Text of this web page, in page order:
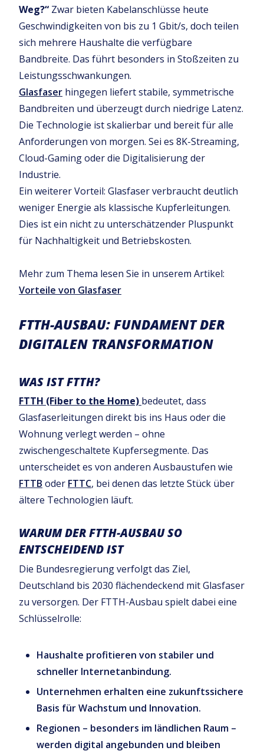
Weg?“ Zwar bieten Kabelanschlüsse heute
Geschwindigkeiten von bis zu 1 Gbit/s, doch teilen
sich mehrere Haushalte die verfügbare
Bandbreite. Das führt besonders in Stoßzeiten zu
Leistungsschwankungen.
Glasfaser hingegen liefert stabile, symmetrische
Bandbreiten und überzeugt durch niedrige Latenz.
Die Technologie ist skalierbar und bereit für alle
Anforderungen von morgen. Sei es 8K-Streaming,
Cloud-Gaming oder die Digitalisierung der
Industrie.
Ein weiterer Vorteil: Glasfaser verbraucht deutlich
weniger Energie als klassische Kupferleitungen.
Dies ist ein nicht zu unterschätzender Pluspunkt
für Nachhaltigkeit und Betriebskosten.
Mehr zum Thema lesen Sie in unserem Artikel:
Vorteile von Glasfaser
FTTH-AUSBAU: FUNDAMENT DER
DIGITALEN TRANSFORMATION
WAS IST FTTH?
FTTH (Fiber to the Home) bedeutet, dass
Glasfaserleitungen direkt bis ins Haus oder die
Wohnung verlegt werden – ohne
zwischengeschaltete Kupfersegmente. Das
unterscheidet es von anderen Ausbaustufen wie
FTTB oder FTTC, bei denen das letzte Stück über
ältere Technologien läuft.
WARUM DER FTTH-AUSBAU SO
ENTSCHEIDEND IST
Die Bundesregierung verfolgt das Ziel,
Deutschland bis 2030 flächendeckend mit Glasfaser
zu versorgen. Der FTTH-Ausbau spielt dabei eine
Schlüsselrolle:
Haushalte profitieren von stabiler und
schneller Internetanbindung.
Unternehmen erhalten eine zukunftssichere
Basis für Wachstum und Innovation.
Regionen – besonders im ländlichen Raum –
werden digital angebunden und bleiben